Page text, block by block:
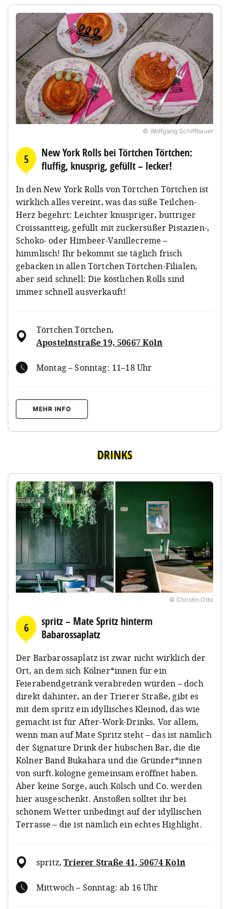
© Wolfgang Schiffbauer
5
New York Rolls bei Törtchen Törtchen:
fluffig, knusprig, gefüllt – lecker!
In den New York Rolls von Törtchen Törtchen ist
wirklich alles vereint, was das süße Teilchen-
Herz begehrt: Leichter knuspriger, buttriger
Croissantteig, gefüllt mit zuckersüßer Pistazien-,
Schoko- oder Himbeer-Vanillecreme –
himmlisch! Ihr bekommt sie täglich frisch
gebacken in allen Törtchen Törtchen-Filialen,
aber seid schnell: Die köstlichen Rolls sind
immer schnell ausverkauft!
Törtchen Törtchen,
Apostelnstraße 19, 50667 Köln
Montag – Sonntag: 11–18 Uhr
MEHR INFO
DRINKS
© Christin Otto
6
spritz – Mate Spritz hinterm
Babarossaplatz
Der Barbarossaplatz ist zwar nicht wirklich der
Ort, an dem sich Kölner*innen für ein
Feierabendgetränk verabreden würden – doch
direkt dahinter, an der Trierer Straße, gibt es
mit dem spritz ein idyllisches Kleinod, das wie
gemacht ist für After-Work-Drinks. Vor allem,
wenn man auf Mate Spritz steht – das ist nämlich
der Signature Drink der hübschen Bar, die die
Kölner Band Bukahara und die Gründer*innen
von surft.kologne gemeinsam eröffnet haben.
Aber keine Sorge, auch Kölsch und Co. werden
hier ausgeschenkt. Anstoßen solltet ihr bei
schönem Wetter unbedingt auf der idyllischen
Terrasse – die ist nämlich ein echtes Highlight.
spritz,Trierer Straße 41, 50674 Köln
Mittwoch – Sonntag: ab 16 Uhr